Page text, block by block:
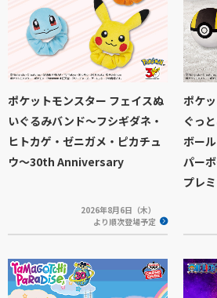
ポケットモンスター フェイスぬ
いぐるみバンド～フシギダネ・
ヒトカゲ・ゼニガメ・ピカチュ
ウ～30th Anniversary
2026年8月6日（木）
より順次登場予定
ポケ
ぐっ
ボー
パー
プレ